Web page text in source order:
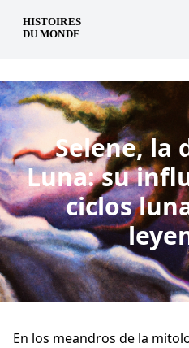
es
Selene, la
Luna: su
ciclos
En los meandros de la